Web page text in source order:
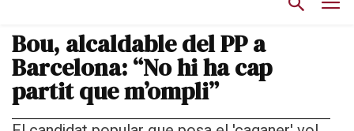
Bou, alcaldable del PP a
Barcelona: “No hi ha cap
partit que m’ompli”